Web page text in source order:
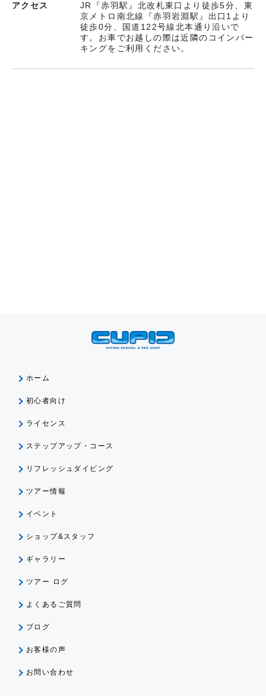
アクセス
JR『赤羽駅』北改札東口より徒歩5分、東
京メトロ南北線『赤羽岩淵駅』出口1より
徒歩0分、国道122号線北本通り沿いで
す。お車でお越しの際は近隣のコインパー
キングをご利用ください。
ホーム
初心者向け
ライセンス
ステップアップ・コース
リフレッシュダイビング
ツアー情報
イベント
ショップ&スタッフ
ギャラリー
ツアー ログ
よくあるご質問
ブログ
お客様の声
お問い合わせ